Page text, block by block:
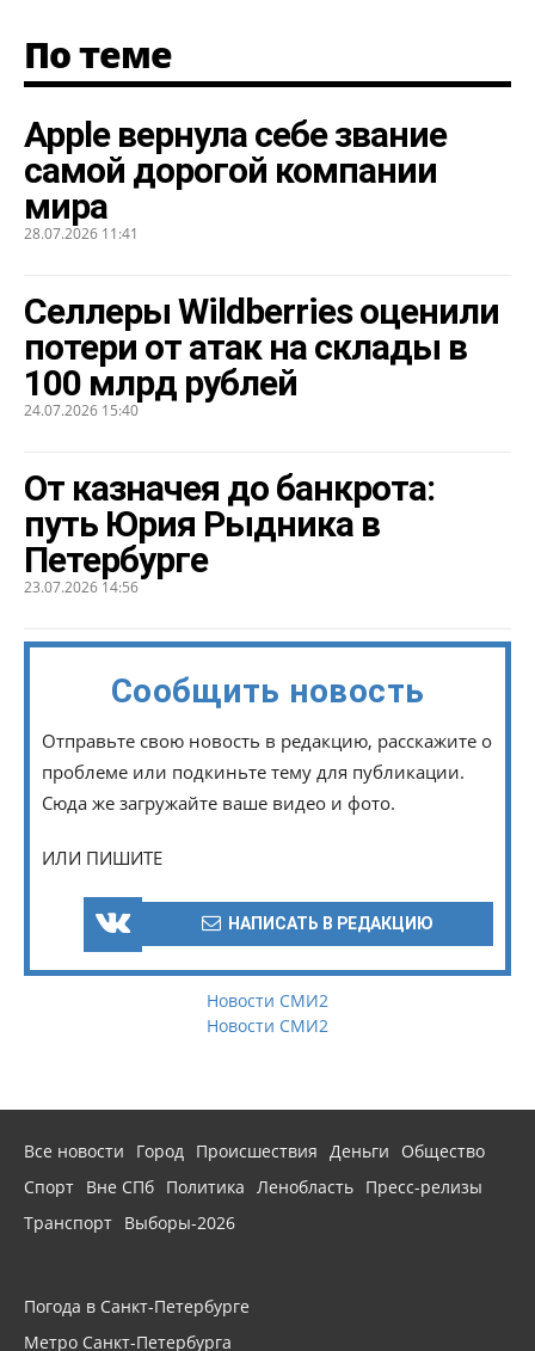
По теме
Apple вернула себе звание
самой дорогой компании
мира
28.07.2026 11:41
Селлеры Wildberries оценили
потери от атак на склады в
100 млрд рублей
24.07.2026 15:40
От казначея до банкрота:
путь Юрия Рыдника в
Петербурге
23.07.2026 14:56
Сообщить новость
Отправьте свою новость в редакцию, расскажите о
проблеме или подкиньте тему для публикации.
Сюда же загружайте ваше видео и фото.
ИЛИ ПИШИТЕ
НАПИСАТЬ В РЕДАКЦИЮ
Новости СМИ2
Новости СМИ2
Все новости Город Происшествия Деньги
Общество
Спорт Вне СПб Политика Ленобласть Пресс-релизы
Транспорт Выборы-2026
Погода в Санкт-Петербурге
Метро Санкт-Петербурга